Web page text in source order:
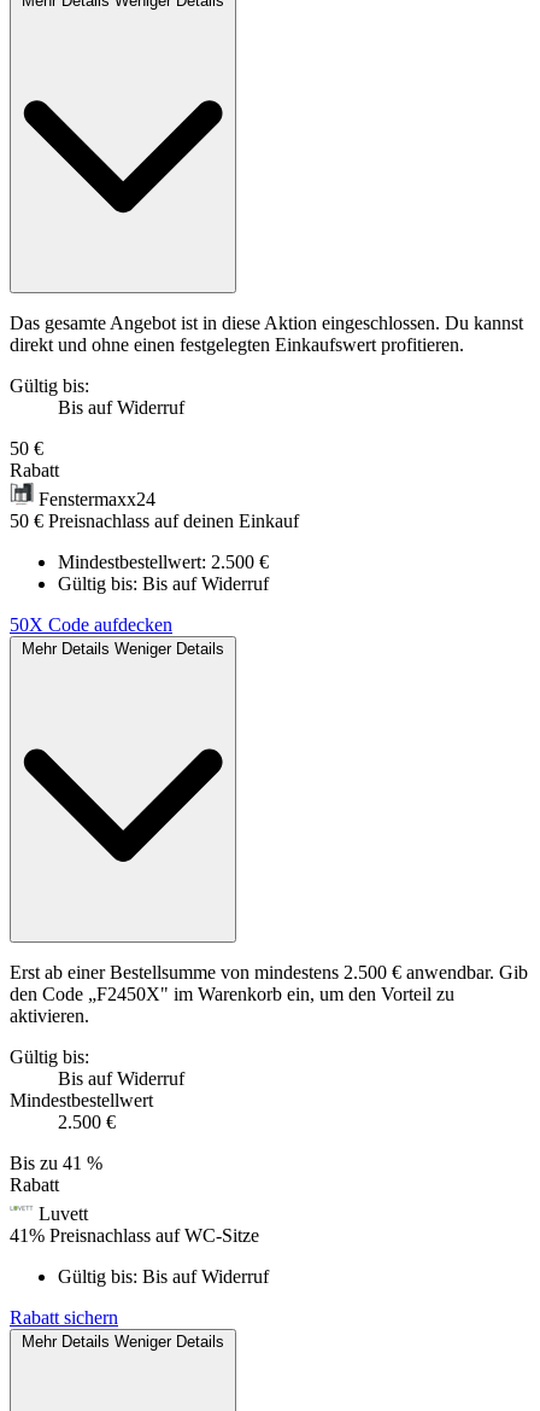
Das gesamte Angebot ist in diese Aktion eingeschlossen. Du kannst
direkt und ohne einen festgelegten Einkaufswert profitieren.
Gültig bis:
Bis auf Widerruf
50 €
Rabatt
Fenstermaxx24
50 € Preisnachlass auf deinen Einkauf
Mindestbestellwert: 2.500 €
Gültig bis: Bis auf Widerruf
50X Code aufdecken
Mehr Details Weniger Details
Erst ab einer Bestellsumme von mindestens 2.500 € anwendbar. Gib
den Code „F2450X" im Warenkorb ein, um den Vorteil zu
aktivieren.
Gültig bis:
Bis auf Widerruf
Mindestbestellwert
2.500 €
Bis zu 41 %
Rabatt
Luvett
41% Preisnachlass auf WC-Sitze
Gültig bis: Bis auf Widerruf
Rabatt sichern
Mehr Details Weniger Details